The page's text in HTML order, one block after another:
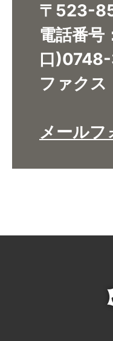
〒523-
電話番
口
ファク
メールフ